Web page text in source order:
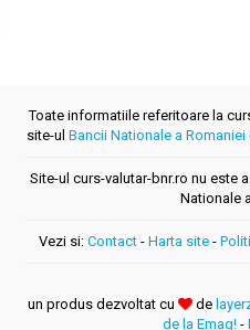
Toate informatiile referitoare la
site-ul Bancii Nationale a Romaniei
Site-ul curs-valutar-bnr.ro nu este
Nationale
Vezi si: Contact - Harta site -
un produs dezvoltat cu de
de la Emag!-